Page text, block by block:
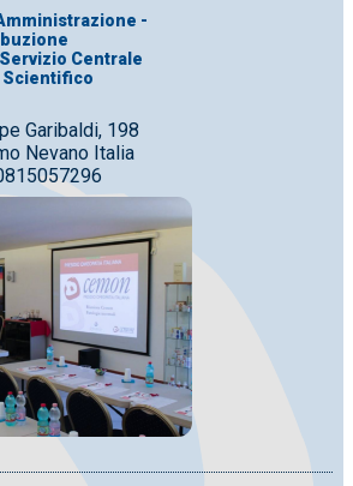
-
Centrale
Scientifico
Garibaldi, 198
Nevano Italia